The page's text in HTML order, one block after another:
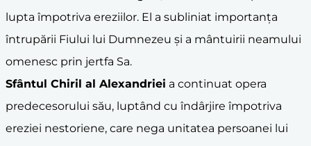
lupta împotriva ereziilor. El a subliniat importanța
întrupării Fiului lui Dumnezeu și a mântuirii neamului
omenesc prin jertfa Sa.
Sfântul Chiril al Alexandriei a continuat opera
predecesorului său, luptând cu îndârjire împotriva
ereziei nestoriene, care nega unitatea persoanei lui